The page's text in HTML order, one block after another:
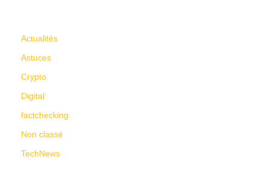
Actualités
Astuces
Crypto
Digital
factchecking
Non classé
TechNews